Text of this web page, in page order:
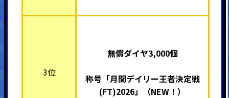
3位
無償ダイヤ3,000個
称号「月間デイリー王者決定戦
(FT)2026」（NEW！）